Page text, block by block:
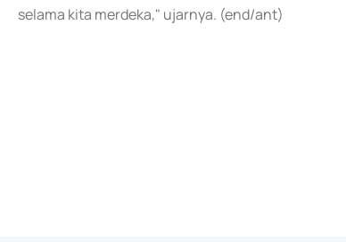
selama kita merdeka," ujarnya. (end/ant)